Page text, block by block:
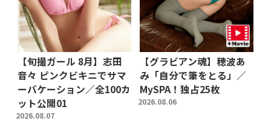
【旬撮ガール 8月】志田
音々 ピンクビキニでサマ
ーバケーション／全100カ
ット公開01
2026.08.07
【グラビアン魂】穂波あ
み「自分で筆をとる」／
MySPA！独占25枚
2026.08.06